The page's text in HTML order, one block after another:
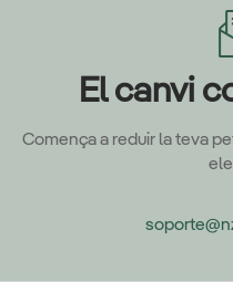
El canvi
Comença a reduir la teva